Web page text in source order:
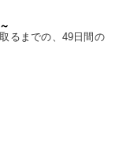
るまでの、49日間の